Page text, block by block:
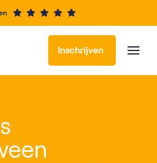
Inschrijven